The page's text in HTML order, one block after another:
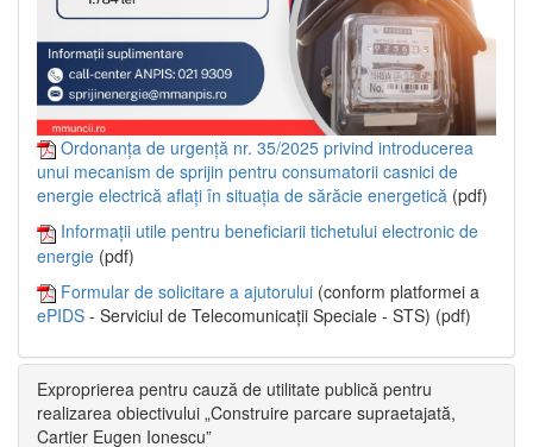
Ordonanța de urgență nr. 35/2025 privind introducerea
unui mecanism de sprijin pentru consumatorii casnici de
energie electrică aflați în situația de sărăcie energetică (pdf)
Informații utile pentru beneficiarii tichetului electronic de
energie (pdf)
Formular de solicitare a ajutorului (conform platformei a
ePIDS - Serviciul de Telecomunicații Speciale - STS) (pdf)
Exproprierea pentru cauză de utilitate publică pentru
realizarea obiectivului „Construire parcare supraetajată,
Cartier Eugen Ionescu”